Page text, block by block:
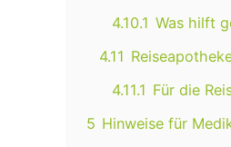
4.10.1 Was hilft
4.11
4.11.1 Für die
5 Hinweise für